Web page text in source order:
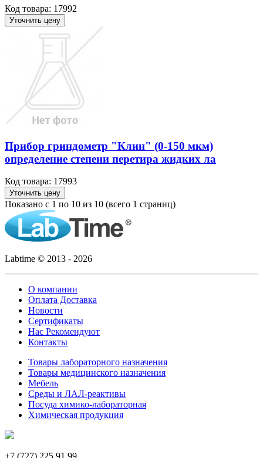
Код товара: 17992
Уточнить цену
Прибор гриндометр "Клин" (0-150 мкм)
определение степени перетира жидких ла
Код товара: 17993
Уточнить цену
Показано с 1 по 10 из 10 (всего 1 страниц)
Labtime © 2013 - 2026
О компании
Оплата Доставка
Новости
Сертификаты
Нас Рекомендуют
Контакты
Товары лабораторного назначения
Товары медицинского назначения
Мебель
Среды и ЛАЛ-реактивы
Посуда химико-лабораторная
Химическая продукция